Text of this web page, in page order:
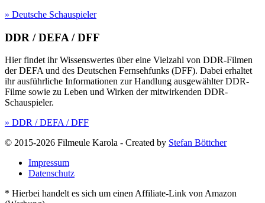
» Deutsche Schauspieler
DDR / DEFA / DFF
Hier findet ihr Wissenswertes über eine Vielzahl von DDR-Filmen
der DEFA und des Deutschen Fernsehfunks (DFF). Dabei erhaltet
ihr ausführliche Informationen zur Handlung ausgewählter DDR-
Filme sowie zu Leben und Wirken der mitwirkenden DDR-
Schauspieler.
» DDR / DEFA / DFF
© 2015-2026 Filmeule Karola - Created by Stefan Böttcher
Impressum
Datenschutz
* Hierbei handelt es sich um einen Affiliate-Link von Amazon